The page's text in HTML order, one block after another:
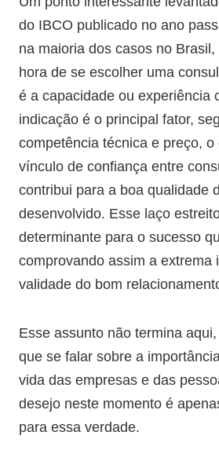
do IBCO publicado no ano
na maioria dos casos no
hora de se escolher uma
é a capacidade ou experiência
indicação é o principal fator,
competência técnica e preço,
vínculo de confiança entre
contribui para a boa qualidade
desenvolvido. Esse laço
determinante para o sucesso
comprovando assim a extrema
validade do bom
Esse assunto não termina
que se falar sobre a
vida das empresas e das
desejo neste momento é
para essa verdade.